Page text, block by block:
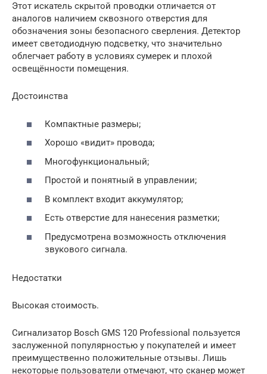
Этот искатель скрытой проводки отличается от
аналогов наличием сквозного отверстия для
обозначения зоны безопасного сверления. Детектор
имеет светодиодную подсветку, что значительно
облегчает работу в условиях сумерек и плохой
освещённости помещения.
Достоинства
Компактные размеры;
Хорошо «видит» провода;
Многофункциональный;
Простой и понятный в управлении;
В комплект входит аккумулятор;
Есть отверстие для нанесения разметки;
Предусмотрена возможность отключения
звукового сигнала.
Недостатки
Высокая стоимость.
Сигнализатор Bosch GMS 120 Professional пользуется
заслуженной популярностью у покупателей и имеет
преимущественно положительные отзывы. Лишь
некоторые пользователи отмечают, что сканер может